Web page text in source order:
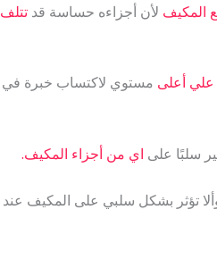
المكيف لأن أجزاءه حساسة قد تتلف
علي أعلى مستوي لاكتساب خبرة في
سلبًا على اي من أجزاء المكيف.
تؤثر بشكل سلبي على المكيف عند